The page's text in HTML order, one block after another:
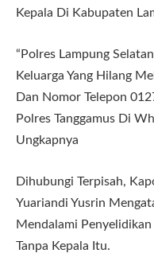
Kepala Di Kabupaten
“Polres Lampung
Keluarga Yang Hilang
Dan Nomor Telepon
Polres Tanggamus Di
Ungkapnya
Dihubungi Terpisah,
Yuariandi Yusrin
Mendalami Penyelidikan
Tanpa Kepala Itu.